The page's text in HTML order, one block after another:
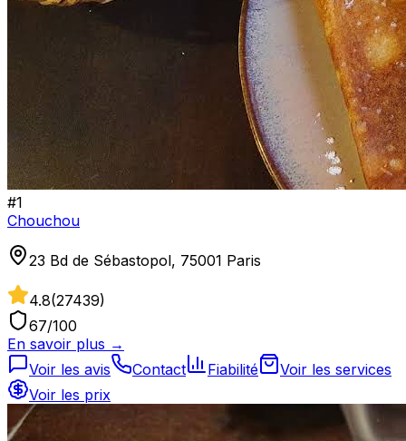
#1
Chouchou
23 Bd de Sébastopol, 75001 Paris
4.8(27439)
67/100
En savoir plus →
Voir les avis
Contact Fiabilité
Voir les services
Voir les prix